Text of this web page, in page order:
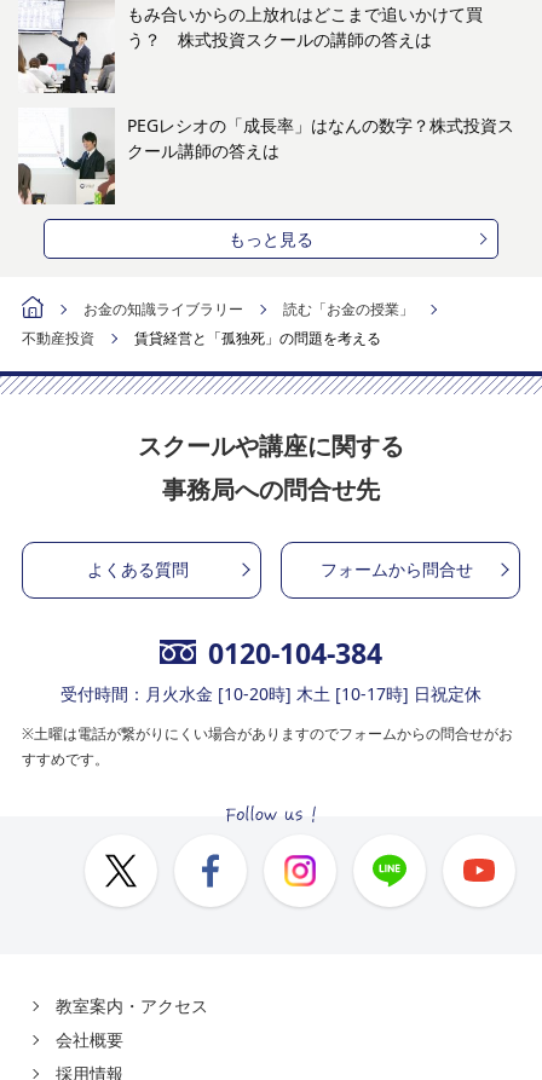
もみ合いからの上放れはどこまで追いかけて買
う？ 株式投資スクールの講師の答えは
PEGレシオの「成長率」はなんの数字？株式投資ス
クール講師の答えは
もっと見る
お金の知識ライブラリー
読む「お金の授業」
不動産投資
賃貸経営と「孤独死」の問題を考える
スクールや講座に関する
事務局への問合せ先
よくある質問 フォームから問合せ
0120-104-384
受付時間：月火水金 [10-20時] 木土 [10-17時] 日祝定休
※土曜は電話が繋がりにくい場合がありますのでフォームからの問合せがお
すすめです。
教室案内・アクセス
会社概要
採用情報